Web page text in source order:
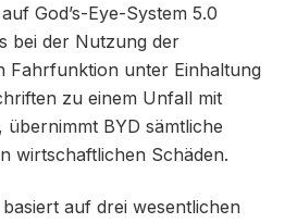
God’s-Eye-System 5.0
bei der Nutzung der
Fahrfunktion unter Einhaltung
zu einem Unfall mit
BYD sämtliche
wirtschaftlichen Schäden.
auf drei wesentlichen